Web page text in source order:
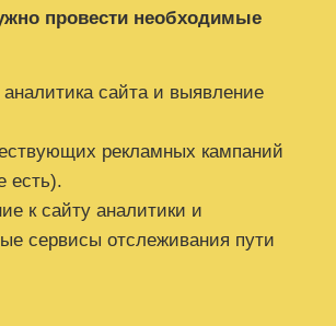
провести необходимые
сайта и выявление
рекламных кампаний
есть).
к сайту аналитики и
сервисы отслеживания пути